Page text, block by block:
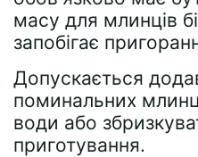
масу для млинців
запобігає
Допускається
поминальних
води або
приготування.